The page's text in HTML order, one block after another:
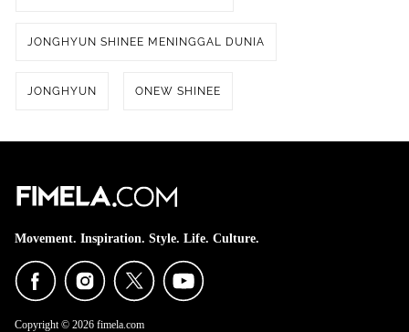
JONGHYUN SHINEE MENINGGAL DUNIA
JONGHYUN ONEW SHINEE
Movement. Inspiration. Style. Life. Culture.
Copyright © 2026 fimela.com